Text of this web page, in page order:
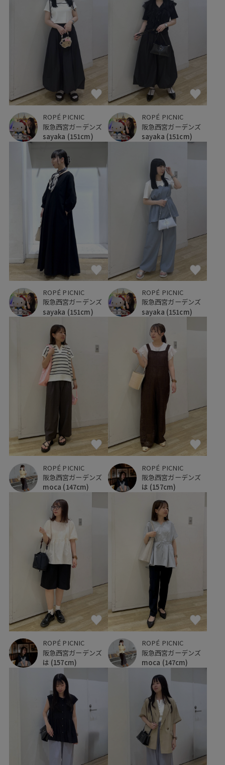
ROPÉ PICNIC
阪急西宮ガーデンズ
sayaka (151cm)
ROPÉ PICNIC
阪急西宮ガーデンズ
sayaka (151cm)
ROPÉ PICNIC
阪急西宮ガーデンズ
sayaka (151cm)
ROPÉ PICNIC
阪急西宮ガーデンズ
sayaka (151cm)
ROPÉ PICNIC
阪急西宮ガーデンズ
moca (147cm)
ROPÉ PICNIC
阪急西宮ガーデンズ
は (157cm)
ROPÉ PICNIC
阪急西宮ガーデンズ
は (157cm)
ROPÉ PICNIC
阪急西宮ガーデンズ
moca (147cm)